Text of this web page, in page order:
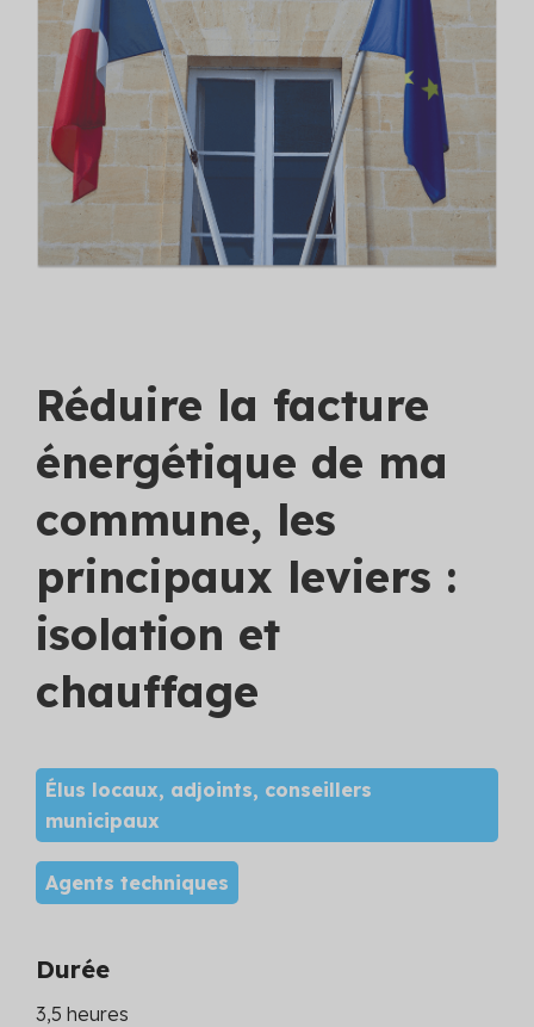
Collectivités territoriales
Efficacité énergétique (2)
La boîte à outils de l’efficacité énergétique
Loi Climat et Résilience : Comprendre pour mieux
accompagner
Découvrez nos formations
Réduire la facture
énergétique de ma
commune, les
principaux leviers :
isolation et
chauffage
Élus locaux, adjoints, conseillers
municipaux
Agents techniques
Durée
3,5 heures